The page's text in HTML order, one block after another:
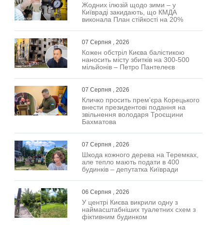
Жодних ілюзій щодо зими – у
Київраді закидають, що КМДА
виконала План стійкості на 20%
07 Серпня , 2026
Кожен обстріл Києва балістикою
наносить місту збитків на 300-500
мільйонів – Петро Пантелеєв
07 Серпня , 2026
Кличко просить прем’єра Корецького
внести президентові подання на
звільнення володаря Троєщини
Бахматова
07 Серпня , 2026
Шкода кожного дерева на Теремках,
але тепло мають подати в 400
будинків – депутатка Київради
06 Серпня , 2026
У центрі Києва викрили одну з
наймасштабніших туалетних схем з
фіктивним будинком